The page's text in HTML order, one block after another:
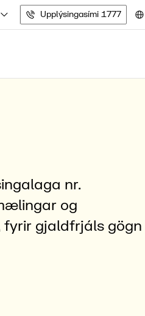
Upplýsingasími 1777
nr.
og
gjaldfrjáls gögn